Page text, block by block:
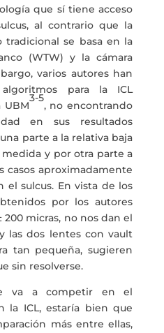
que sí tiene acceso
al contrario que la
tradicional se basa en la
(WTW) y la cámara
varios autores han
para la ICL
UBM
3-5
, no encontrando
en sus resultados
parte a la relativa baja
y por otra parte a
aproximadamente
el sulcus. En vista de los
por los autores
200 micras, no nos dan el
las dos lentes con vault
tan pequeña, sugieren
sin resolverse.
va a competir en el
la ICL, estaría bien que
más entre ellas,